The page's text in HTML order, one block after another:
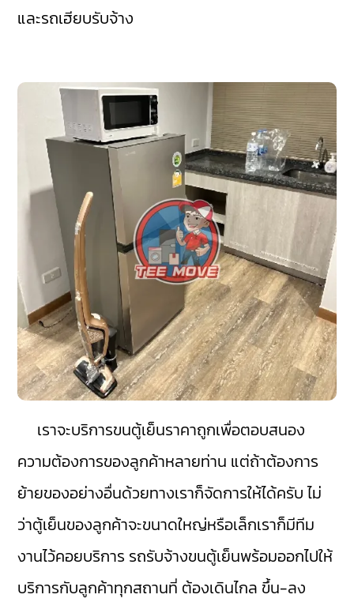
และรถเฮียบรับจ้าง
เราจะบริการขนตู้เย็นราคาถูกเพื่อตอบสนอง
ความต้องการของลูกค้าหลายท่าน แต่ถ้าต้องการ
ย้ายของอย่างอื่นด้วยทางเราก็จัดการให้ได้ครับ ไม่
ว่าตู้เย็นของลูกค้าจะขนาดใหญ่หรือเล็กเราก็มีทีม
งานไว้คอยบริการ รถรับจ้างขนตู้เย็นพร้อมออกไปให้
บริการกับลูกค้าทุกสถานที่ ต้องเดินไกล ขึ้น-ลง